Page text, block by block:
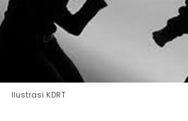
Ilustrasi KDRT